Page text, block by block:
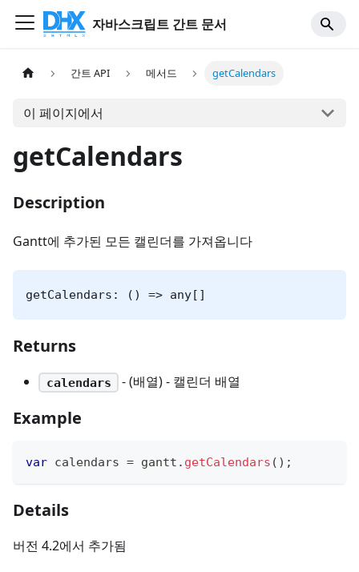
자바스크립트 간트 문서
간트 API 메서드 getCalendars
이 페이지에서
getCalendars
Description
Gantt에 추가된 모든 캘린더를 가져옵니다
getCalendars: () => any[]
Returns
calendars - (배열) - 캘린더 배열
Example
var calendars = gantt . getCalendars ( ) ;
Details
버전 4.2에서 추가됨